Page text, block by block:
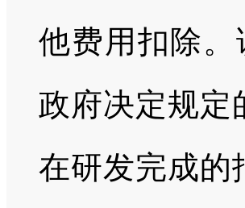
他费用扣除。
政府决定规定
在研发完成的